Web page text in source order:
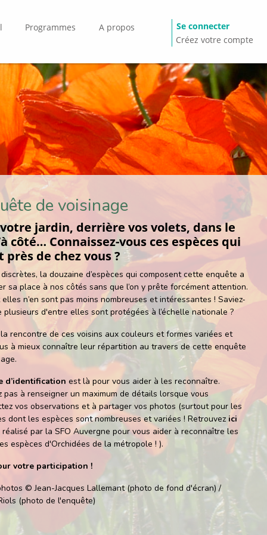
Programmes A propos
Se connecter
Créez votre compte
de voisinage
jardin, derrière vos volets, dans le
côté… Connaissez-vous ces espèces qui
près de chez vous ?
la douzaine d’espèces qui composent cette enquête a
sa place à nos côtés sans que l’on y prête forcément attention.
n’en sont pas moins nombreuses et intéressantes ! Saviez-
plusieurs d'entre elles sont protégées à l’échelle nationale ?
rencontre de ces voisins aux couleurs et formes variées et
à mieux connaître leur répartition au travers de cette enquête
d’identification est là pour vous aider à les reconnaître.
pas à renseigner un maximum de détails lorsque vous
vos observations et à partager vos photos (surtout pour les
dont les espèces sont nombreuses et variées ! Retrouvez ici
réalisé par la SFO Auvergne pour vous aider à reconnaître les
espèces d'Orchidées de la métropole ! ).
votre participation !
© Jean-Jacques Lallemant (photo de fond d'écran) /
(photo de l'enquête)